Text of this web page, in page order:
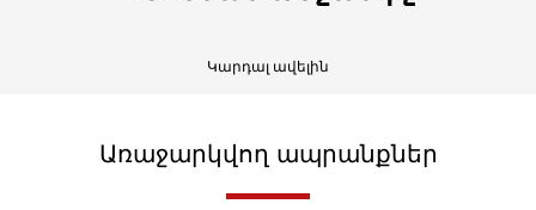
Կարդալ ավելին
Առաջարկվող ապրանքներ